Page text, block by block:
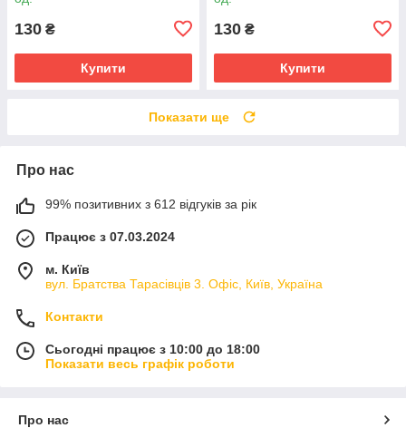
130 ₴
Купити
130 ₴
Купити
Показати ще
Про нас
99% позитивних з 612 відгуків за рік
Працює з 07.03.2024
м. Київ
вул. Братства Тарасівців 3. Офіс, Київ, Україна
Контакти
Сьогодні працює з 10:00 до 18:00
Показати весь графік роботи
Про нас